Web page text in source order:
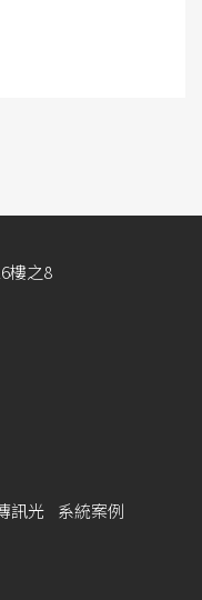
樓之8
訊光
系統案例